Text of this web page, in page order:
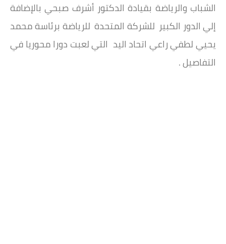
الشباب والرياضة بقيادة الدكتور أشرف صبحي بالإضافة
إلي الدور الكبير للشركة المتحدة للرياضة برئاسة محمد
يحيي لطفي راعي اتحاد اليد التي لعبت دورا محوريا في
التفاصيل .